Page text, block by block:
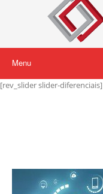
Menu
[rev_slider slider-diferenciais]